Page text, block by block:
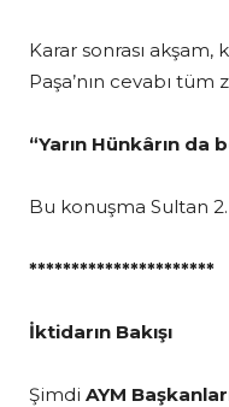
Karar sonrası akşam,
Paşa’nın cevabı
“Yarın Hünkârın da
Bu konuşma Sultan
**********************
İktidarın Bakışı
Şimdi AYM